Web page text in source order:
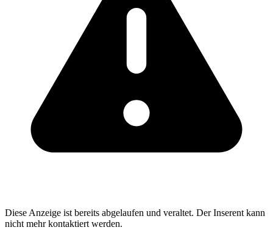
Diese Anzeige ist bereits abgelaufen und veraltet. Der Inserent kann
nicht mehr kontaktiert werden.